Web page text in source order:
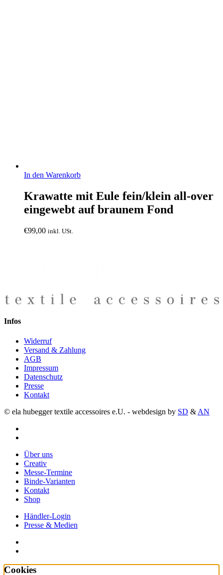
In den Warenkorb
Krawatte mit Eule fein/klein all-over
eingewebt auf braunem Fond
€99,00 inkl. USt.
Infos
Widerruf
Versand & Zahlung
AGB
Impressum
Datenschutz
Presse
Kontakt
© ela hubegger textile accessoires e.U. - webdesign by SD & AN
Close
Menu
Über uns
Creativ
Messe-Termine
Binde-Varianten
Kontakt
Shop
Händler-Login
Presse & Medien
Cookies